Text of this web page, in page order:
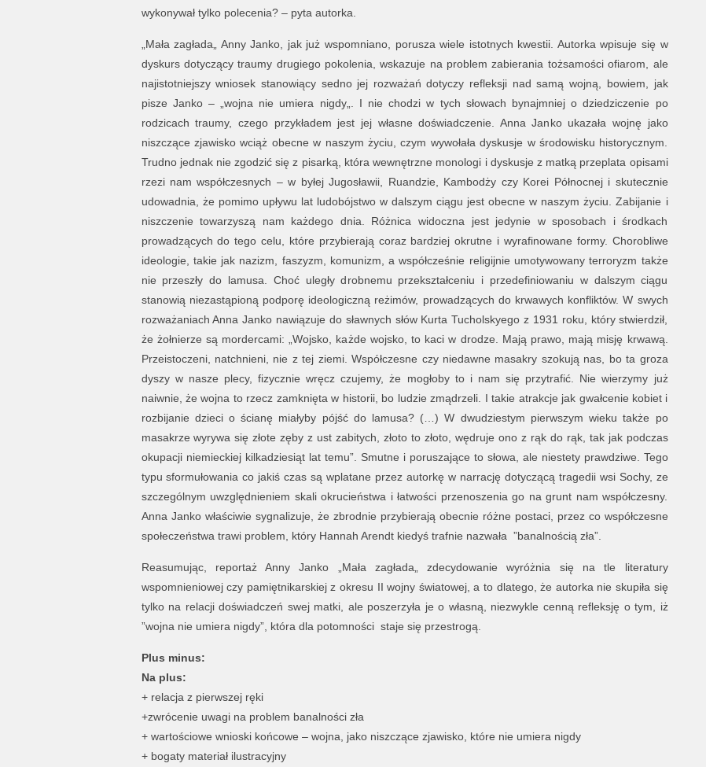
wykonywał tylko polecenia? – pyta autorka.
„Mała zagłada„ Anny Janko, jak już wspomniano, porusza wiele istotnych kwestii. Autorka wpisuje się w
dyskurs dotyczący traumy drugiego pokolenia, wskazuje na problem zabierania tożsamości ofiarom, ale
najistotniejszy wniosek stanowiący sedno jej rozważań dotyczy refleksji nad samą wojną, bowiem, jak
pisze Janko – „wojna nie umiera nigdy„. I nie chodzi w tych słowach bynajmniej o dziedziczenie po
rodzicach traumy, czego przykładem jest jej własne doświadczenie. Anna Janko ukazała wojnę jako
niszczące zjawisko wciąż obecne w naszym życiu, czym wywołała dyskusje w środowisku historycznym.
Trudno jednak nie zgodzić się z pisarką, która wewnętrzne monologi i dyskusje z matką przeplata opisami
rzezi nam współczesnych – w byłej Jugosławii, Ruandzie, Kambodży czy Korei Północnej i skutecznie
udowadnia, że pomimo upływu lat ludobójstwo w dalszym ciągu jest obecne w naszym życiu. Zabijanie i
niszczenie towarzyszą nam każdego dnia. Różnica widoczna jest jedynie w sposobach i środkach
prowadzących do tego celu, które przybierają coraz bardziej okrutne i wyrafinowane formy. Chorobliwe
ideologie, takie jak nazizm, faszyzm, komunizm, a współcześnie religijnie umotywowany terroryzm także
nie przeszły do lamusa. Choć uległy drobnemu przekształceniu i przedefiniowaniu w dalszym ciągu
stanowią niezastąpioną podporę ideologiczną reżimów, prowadzących do krwawych konfliktów. W swych
rozważaniach Anna Janko nawiązuje do sławnych słów Kurta Tucholskyego z 1931 roku, który stwierdził,
że żołnierze są mordercami: „Wojsko, każde wojsko, to kaci w drodze. Mają prawo, mają misję krwawą.
Przeistoczeni, natchnieni, nie z tej ziemi. Współczesne czy niedawne masakry szokują nas, bo ta groza
dyszy w nasze plecy, fizycznie wręcz czujemy, że mogłoby to i nam się przytrafić. Nie wierzymy już
naiwnie, że wojna to rzecz zamknięta w historii, bo ludzie zmądrzeli. I takie atrakcje jak gwałcenie kobiet i
rozbijanie dzieci o ścianę miałyby pójść do lamusa? (…) W dwudziestym pierwszym wieku także po
masakrze wyrywa się złote zęby z ust zabitych, złoto to złoto, wędruje ono z rąk do rąk, tak jak podczas
okupacji niemieckiej kilkadziesiąt lat temu”. Smutne i poruszające to słowa, ale niestety prawdziwe. Tego
typu sformułowania co jakiś czas są wplatane przez autorkę w narrację dotyczącą tragedii wsi Sochy, ze
szczególnym uwzględnieniem skali okrucieństwa i łatwości przenoszenia go na grunt nam współczesny.
Anna Janko właściwie sygnalizuje, że zbrodnie przybierają obecnie różne postaci, przez co współczesne
społeczeństwa trawi problem, który Hannah Arendt kiedyś trafnie nazwała ”banalnością zła”.
Reasumując, reportaż Anny Janko „Mała zagłada„ zdecydowanie wyróżnia się na tle literatury
wspomnieniowej czy pamiętnikarskiej z okresu II wojny światowej, a to dlatego, że autorka nie skupiła się
tylko na relacji doświadczeń swej matki, ale poszerzyła je o własną, niezwykle cenną refleksję o tym, iż
”wojna nie umiera nigdy”, która dla potomności staje się przestrogą.
Plus minus:
Na plus:
+ relacja z pierwszej ręki
+zwrócenie uwagi na problem banalności zła
+ wartościowe wnioski końcowe – wojna, jako niszczące zjawisko, które nie umiera nigdy
+ bogaty materiał ilustracyjny